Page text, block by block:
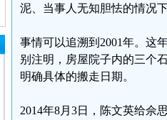
泥、当事人无知胆怯的情况
事情可以追溯到2001年。这
别注明，房屋院子内的三个
明确具体的搬走日期。
2014年8月3日，陈文英给佘